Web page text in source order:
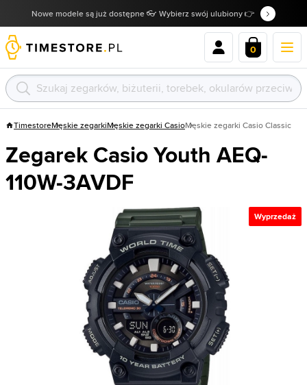
Nowe modele są już dostępne 👓 Wybierz swój ulubiony 👉
0
TimestoreMęskie zegarkiMęskie zegarki CasioMęskie zegarki Casio Classic
Zegarek Casio Youth AEQ-
110W-3AVDF
Wyprzedaż